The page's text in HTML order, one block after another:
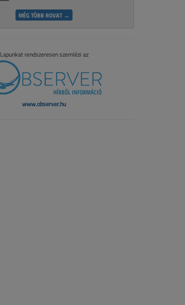
MÉG TÖBB ROVAT →
Lapunkat rendszeresen szemlézi az
www.observer.hu